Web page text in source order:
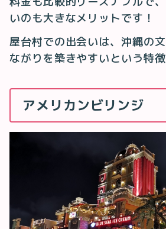
いのも大きなメリットです！
屋台村での出会いは、沖縄の
ながりを築きやすいという特徴
アメリカンビリンジ